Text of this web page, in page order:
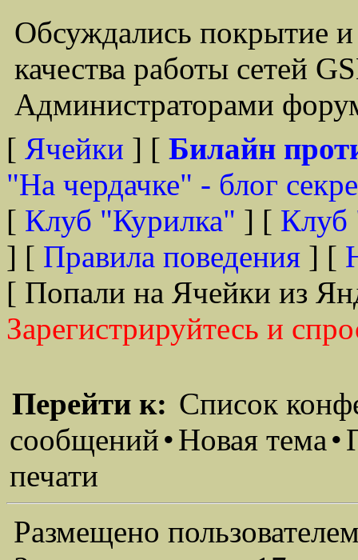
Обсуждались покрытие и
качества работы сетей
Администраторами
[ Ячейки ] [ Билайн
"На чердачке" - блог
[ Клуб "Курилка" ] [ Клуб
] [ Правила поведения ] [
[ Попали на Ячейки из
Зарегистрируйтесь и
Перейти к: Список
сообщений•Новая тема•
печати
Размещено